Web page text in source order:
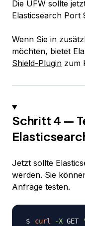
Die UFW sollte
Elasticsearch Port
Wenn Sie in
möchten, bietet
Shield-Plugin zum
Schritt 4 —
Jetzt sollte
werden. Sie
Anfrage testen.
curl -X GET